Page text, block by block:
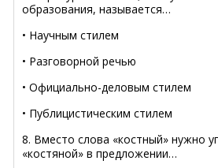
образования, называется…
• Научным стилем
• Разговорной речью
• Официально-деловым стилем
• Публицистическим стилем
8. Вместо слова «костный» нужно
«костяной» в предложении…